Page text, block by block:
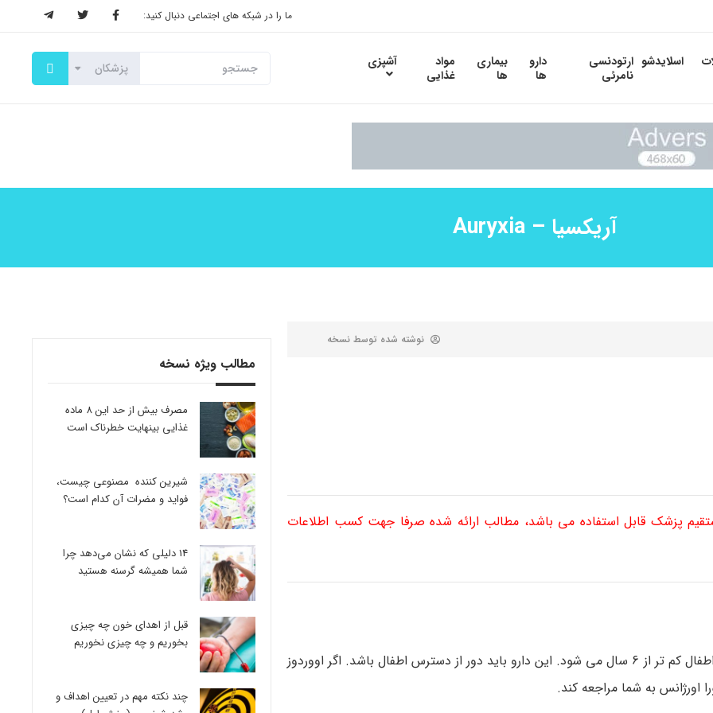
ما را در شبکه های اجتماعی دنبال کنید:
اسلایدشو ارتودنسی
نامرئی
دارو
ها
بیماری
ها
مواد
غذایی
آشپزی
آریکسیا – Auryxia
نوشته شده توسط نسخه
پزشک قابل استفاده می باشد، مطالب ارائه شده صرفا جهت کسب اطلاعات
اووردوز تصادفی محصولات شامل آهن باعث سمیت کشنده در اطفال کم تر از 6 سال می شود. این دارو باید دور از دسترس اطفال باشد. اگر اووردوز
به شما مراجعه کند.
مطالب ویژه نسخه
مصرف بیش از حد این 8 ماده
غذایی بینهایت خطرناک است
شیرین کننده مصنوعی چیست،
فواید و مضرات آن کدام است؟
14 دلیلی که نشان می‌دهد چرا
شما همیشه گرسنه هستید
قبل از اهدای خون چه چیزی
بخوریم و چه چیزی نخوریم
چند نکته مهم در تعیین اهداف و